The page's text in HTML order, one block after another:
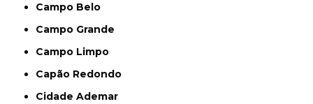
Campo Belo
Campo Grande
Campo Limpo
Capão Redondo
Cidade Ademar